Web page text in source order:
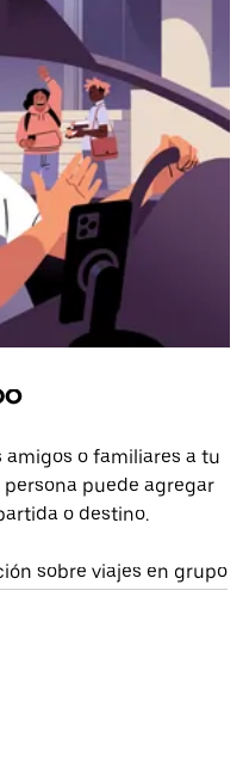
amigos o familiares a tu
puede agregar
o destino.
sobre viajes en grupo